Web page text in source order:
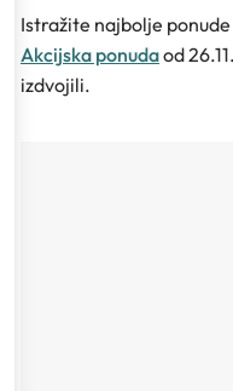
Istražite najbolje ponude
Akcijska ponudaod
izdvojili.